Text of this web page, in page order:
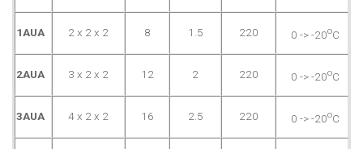
1AUA 2 x 2 x 2 8 1.5 220 0 -> -20oC
2AUA 3 x 2 x 2 12 2 220 0 -> -20oC
3AUA 4 x 2 x 2 16 2.5 220 0 -> -20oC